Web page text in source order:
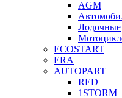
AGM
Лодочные
ECOSTART
ERA
AUTOPART
RED
1STORM